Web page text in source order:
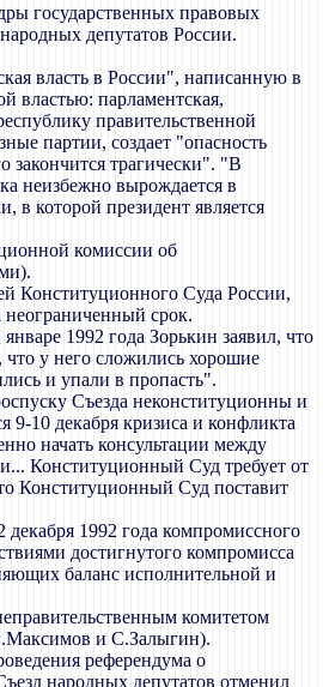
государственных правовых
депутатов России.
власть в России", написанную в
властью: парламентская,
правительственной
партии, создает "опасность
закончится трагически". "В
неизбежно вырождается в
в которой президент является
комиссии об
Конституционного Суда России,
неограниченный срок.
1992 года Зорькин заявил, что
что у него сложились хорошие
и упали в пропасть".
Съезда неконституционны и
10 декабря кризиса и конфликта
начать консультации между
Конституционный Суд требует от
Конституционный Суд поставит
1992 года компромиссного
достигнутого компромисса
баланс исполнительной и
комитетом
и С.Залыгин).
референдума о
народных депутатов отменил